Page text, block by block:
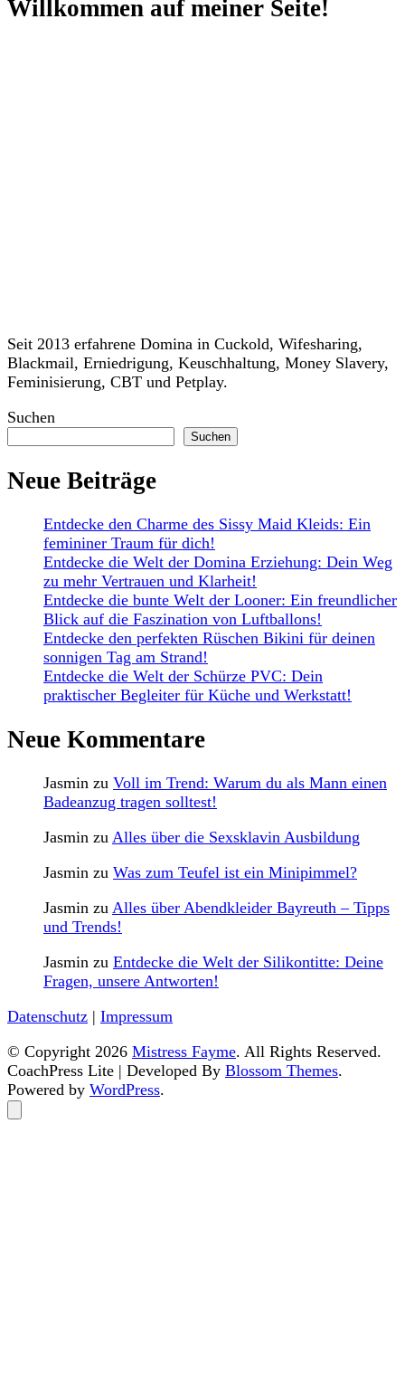
Willkommen auf meiner Seite!
Seit 2013 erfahrene Domina in Cuckold, Wifesharing,
Blackmail, Erniedrigung, Keuschhaltung, Money Slavery,
Feminisierung, CBT und Petplay.
Suchen
Suchen
Neue Beiträge
Entdecke den Charme des Sissy Maid Kleids: Ein
femininer Traum für dich!
Entdecke die Welt der Domina Erziehung: Dein Weg
zu mehr Vertrauen und Klarheit!
Entdecke die bunte Welt der Looner: Ein freundlicher
Blick auf die Faszination von Luftballons!
Entdecke den perfekten Rüschen Bikini für deinen
sonnigen Tag am Strand!
Entdecke die Welt der Schürze PVC: Dein
praktischer Begleiter für Küche und Werkstatt!
Neue Kommentare
Jasmin zu Voll im Trend: Warum du als Mann einen
Badeanzug tragen solltest!
Jasmin zu Alles über die Sexsklavin Ausbildung
Jasmin zu Was zum Teufel ist ein Minipimmel?
Jasmin zu Alles über Abendkleider Bayreuth – Tipps
und Trends!
Jasmin zu Entdecke die Welt der Silikontitte: Deine
Fragen, unsere Antworten!
Datenschutz | Impressum
© Copyright 2026 Mistress Fayme. All Rights Reserved.
CoachPress Lite | Developed By Blossom Themes.
Powered by WordPress.